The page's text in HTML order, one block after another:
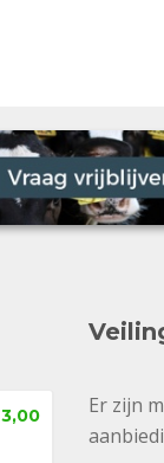
Er zijn